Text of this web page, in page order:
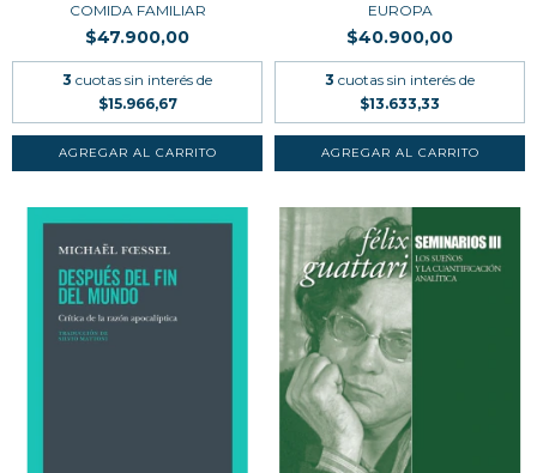
COMIDA FAMILIAR
$47.900,00
3 cuotas sin interés de
$15.966,67
EUROPA
$40.900,00
3 cuotas sin interés de
$13.633,33